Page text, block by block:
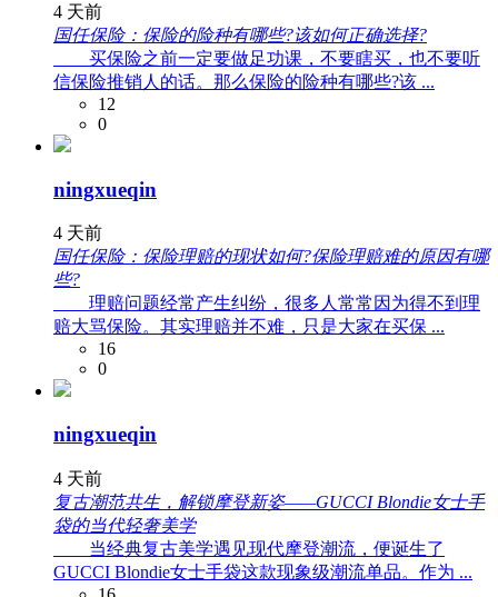
4 天前
国任保险：保险的险种有哪些?该如何正确选择?
买保险之前一定要做足功课，不要瞎买，也不要听
信保险推销人的话。那么保险的险种有哪些?该 ...
12
0
ningxueqin
4 天前
国任保险：保险理赔的现状如何?保险理赔难的原因有哪
些?
理赔问题经常产生纠纷，很多人常常因为得不到理
赔大骂保险。其实理赔并不难，只是大家在买保 ...
16
0
ningxueqin
4 天前
复古潮范共生，解锁摩登新姿——GUCCI Blondie女士手
袋的当代轻奢美学
当经典复古美学遇见现代摩登潮流，便诞生了
GUCCI Blondie女士手袋这款现象级潮流单品。作为 ...